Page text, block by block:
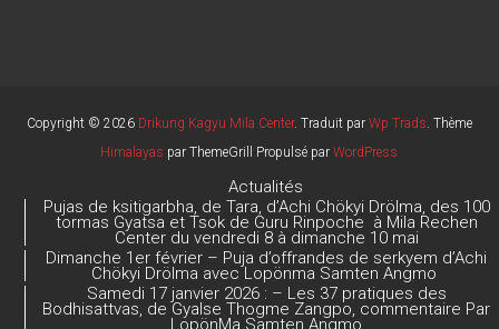
e
C
h
a
n
n
Copyright © 2026 Drikung Kagyu Mila Center. Traduit par Wp Trads. Thème
Himalayas par ThemeGrill Propulsé parWordPress
Actualités
Pujas de ksitigarbha, de Tara, d’Achi Chökyi Drölma, des 100
tormas Gyatsa et Tsok de Guru Rinpoche à Mila Rechen
Center du vendredi 8 à dimanche 10 mai
Dimanche 1er février – Puja d’offrandes de serkyem d’Achi
Chökyi Drölma avec Lopönma Samten Angmo
Samedi 17 janvier 2026 : – Les 37 pratiques des
Bodhisattvas, de Gyalse Thogme Zangpo, commentaire Par
LopönMa Samten Angmo